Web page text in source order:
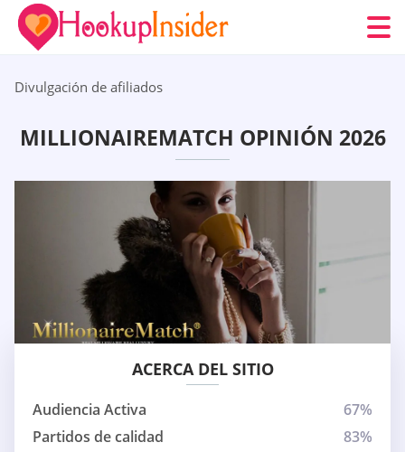
Divulgación de afiliados
MILLIONAIREMATCH OPINIÓN 2026
ACERCA DEL SITIO
Audiencia Activa
67%
Partidos de calidad
83%